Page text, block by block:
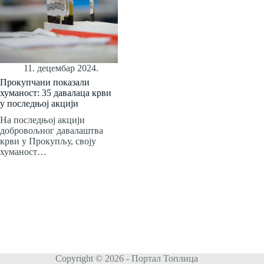
11. децембар 2024.
Прокупчани показали
хуманост: 35 давалаца крви
у последњој акцији
На последњој акцији
добровољног давалаштва
крви у Прокупљу, своју
хуманост…
Copyright © 2026 - Портал Топлица